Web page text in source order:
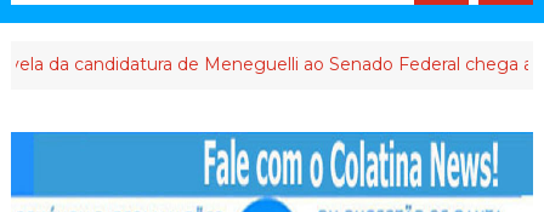
candidatura de Meneguelli ao Senado Federal chega ao final